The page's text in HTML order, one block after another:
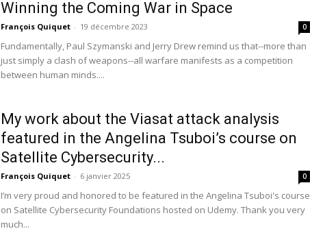
Info
Winning the Coming War in Space
François Quiquet - 19 décembre 2023 0
Fundamentally, Paul Szymanski and Jerry Drew remind us that--more than
just simply a clash of weapons--all warfare manifests as a competition
between human minds....
My work about the Viasat attack analysis
featured in the Angelina Tsuboi’s course on
Satellite Cybersecurity...
François Quiquet - 6 janvier 2025 0
I’m very proud and honored to be featured in the Angelina Tsuboi's course
on Satellite Cybersecurity Foundations hosted on Udemy. Thank you very
much...